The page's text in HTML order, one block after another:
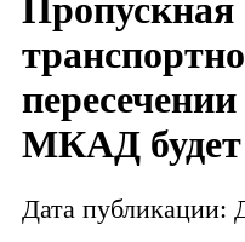
Пропускная
МКАД будет
Дата публикации: